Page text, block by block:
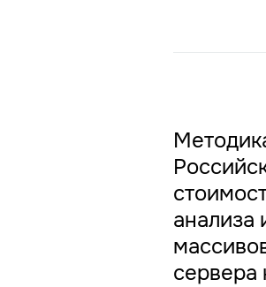
анализа
сервера